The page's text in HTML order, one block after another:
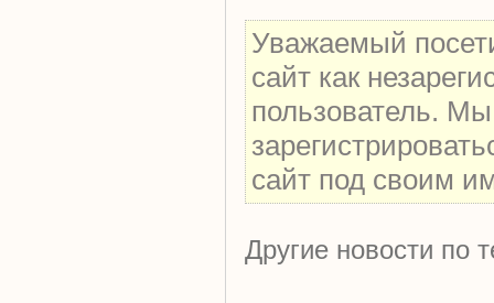
Уважаемый
сайт как
пользователь.
сайт под своим
Другие новости по